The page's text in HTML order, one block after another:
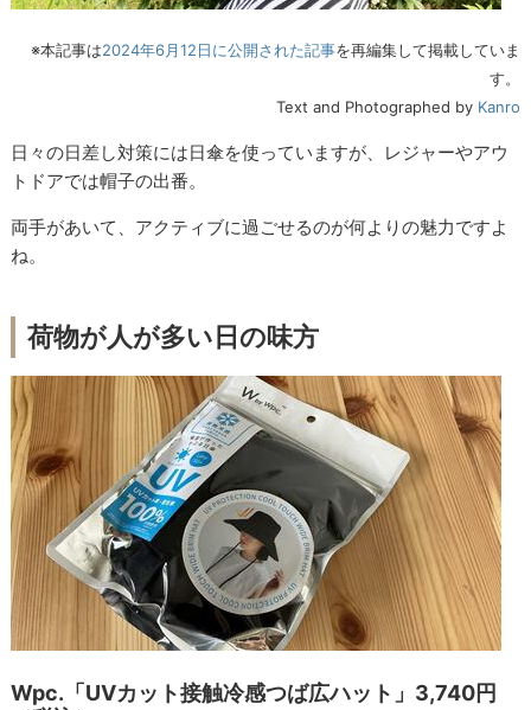
※本記事は2024年6月12日に公開された記事を再編集して掲載していま
す。
Text and Photographed by Kanro
日々の日差し対策には日傘を使っていますが、レジャーやアウ
トドアでは帽子の出番。
両手があいて、アクティブに過ごせるのが何よりの魅力ですよ
ね。
荷物が人が多い日の味方
Wpc.「UVカット接触冷感つば広ハット」3,740円